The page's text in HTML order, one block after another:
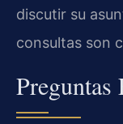
discutir su
consultas son
Preguntas